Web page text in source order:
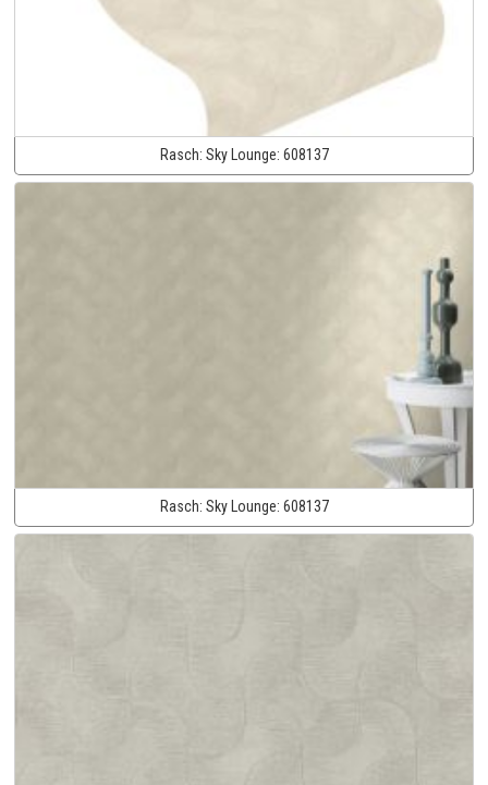
Rasch: Sky Lounge: 608137
Rasch: Sky Lounge: 608137